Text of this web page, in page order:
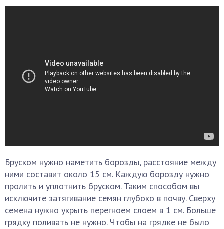
Бруском нужно наметить борозды, расстояние между
ними составит около 15 см. Каждую борозду нужно
пролить и уплотнить бруском. Таким способом вы
исключите затягивание семян глубоко в почву. Сверху
семена нужно укрыть перегноем слоем в 1 см. Больше
грядку поливать не нужно. Чтобы на грядке не было